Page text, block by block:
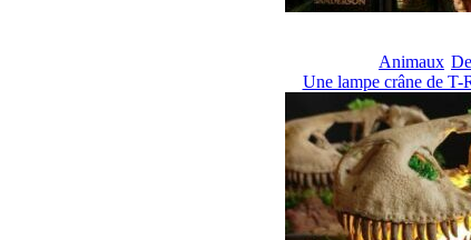
Animaux
Une lampe crâne de T-